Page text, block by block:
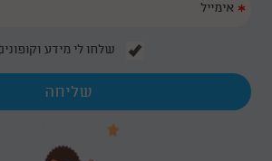
*
שלחו לי מידע